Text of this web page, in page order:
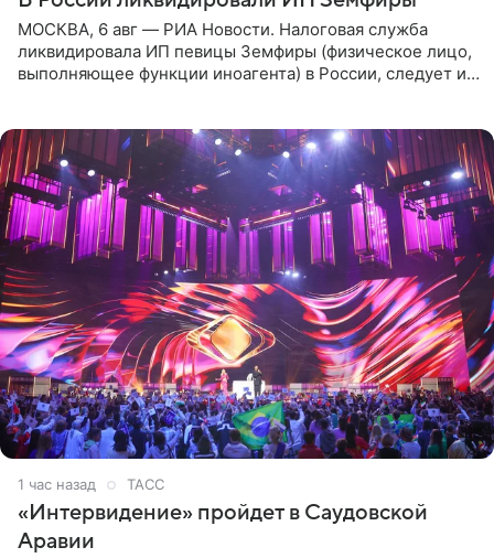
МОСКВА, 6 авг — РИА Новости. Налоговая служба
ликвидировала ИП певицы Земфиры (физическое лицо,
выполняющее функции иноагента) в России, следует из
1 час назад ТАСС
«Интервидение» пройдет в Саудовской
Аравии